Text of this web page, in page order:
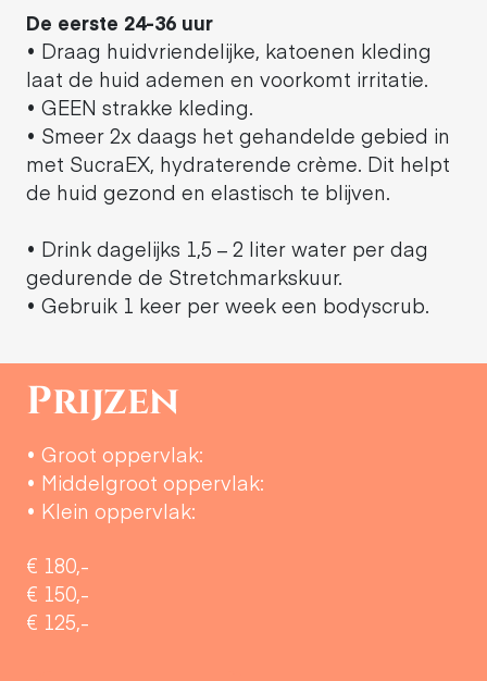
De eerste 24-36 uur
• Draag huidvriendelijke, katoenen kleding
laat de huid ademen en voorkomt irritatie.
• GEEN strakke kleding.
• Smeer 2x daags het gehandelde gebied in
met SucraEX, hydraterende crème. Dit helpt
de huid gezond en elastisch te blijven.
• Drink dagelijks 1,5 – 2 liter water per dag
gedurende de Stretchmarkskuur.
• Gebruik 1 keer per week een bodyscrub.
Prijzen
• Groot oppervlak:
• Middelgroot oppervlak:
• Klein oppervlak:
€ 180,-
€ 150,-
€ 125,-